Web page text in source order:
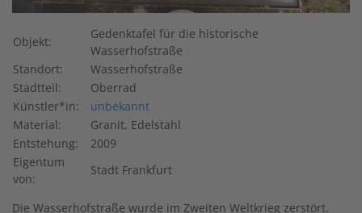
Objekt:
Gedenktafel für die historische
Wasserhofstraße
Standort:
Wasserhofstraße
Stadtteil:
Oberrad
Künstler*in:
unbekannt
Material:
Granit, Edelstahl
Entstehung:
2009
Eigentum
von:
Stadt Frankfurt
Die Wasserhofstraße wurde im Zweiten Weltkrieg zerstört.